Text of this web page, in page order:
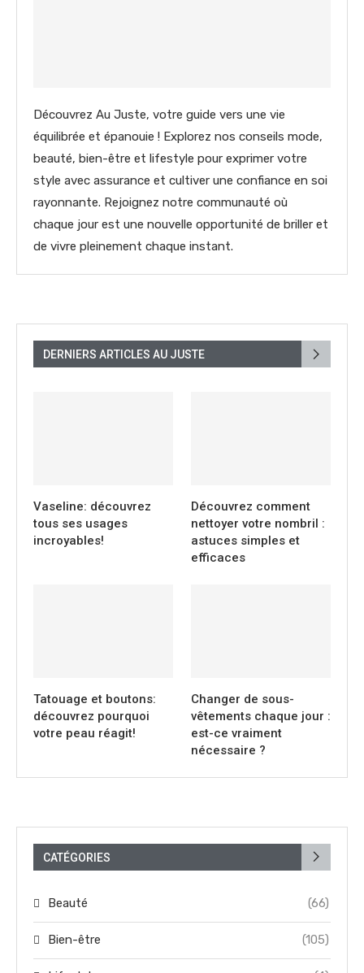
Découvrez Au Juste, votre guide vers une vie
équilibrée et épanouie ! Explorez nos conseils mode,
beauté, bien-être et lifestyle pour exprimer votre
style avec assurance et cultiver une confiance en soi
rayonnante. Rejoignez notre communauté où
chaque jour est une nouvelle opportunité de briller et
de vivre pleinement chaque instant.
DERNIERS ARTICLES AU JUSTE
Vaseline: découvrez
tous ses usages
incroyables!
Découvrez comment
nettoyer votre nombril :
astuces simples et
efficaces
Tatouage et boutons:
découvrez pourquoi
votre peau réagit!
Changer de sous-
vêtements chaque jour :
est-ce vraiment
nécessaire ?
CATÉGORIES
Beauté (66)
Bien-être (105)